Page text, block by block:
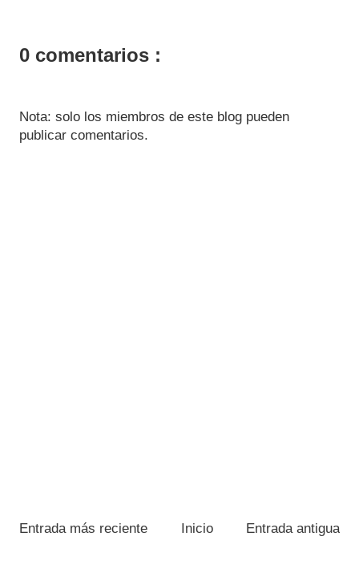
0 comentarios :
Nota: solo los miembros de este blog pueden
publicar comentarios.
Entrada más reciente Entrada antigua
Inicio